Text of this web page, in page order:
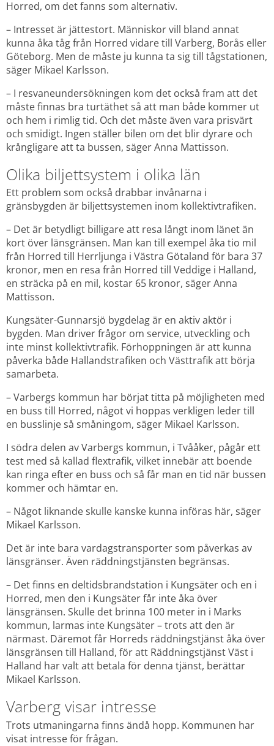
Horred, om det fanns som alternativ.
– Intresset är jättestort. Människor vill bland annat
kunna åka tåg från Horred vidare till Varberg, Borås eller
Göteborg. Men de måste ju kunna ta sig till tågstationen,
säger Mikael Karlsson.
– I resvaneundersökningen kom det också fram att det
måste finnas bra turtäthet så att man både kommer ut
och hem i rimlig tid. Och det måste även vara prisvärt
och smidigt. Ingen ställer bilen om det blir dyrare och
krångligare att ta bussen, säger Anna Mattisson.
Olika biljettsystem i olika län
Ett problem som också drabbar invånarna i
gränsbygden är biljettsystemen inom kollektivtrafiken.
– Det är betydligt billigare att resa långt inom länet än
kort över länsgränsen. Man kan till exempel åka tio mil
från Horred till Herrljunga i Västra Götaland för bara 37
kronor, men en resa från Horred till Veddige i Halland,
en sträcka på en mil, kostar 65 kronor, säger Anna
Mattisson.
Kungsäter-Gunnarsjö bygdelag är en aktiv aktör i
bygden. Man driver frågor om service, utveckling och
inte minst kollektivtrafik. Förhoppningen är att kunna
påverka både Hallandstrafiken och Västtrafik att börja
samarbeta.
– Varbergs kommun har börjat titta på möjligheten med
en buss till Horred, något vi hoppas verkligen leder till
en busslinje så småningom, säger Mikael Karlsson.
I södra delen av Varbergs kommun, i Tvååker, pågår ett
test med så kallad flextrafik, vilket innebär att boende
kan ringa efter en buss och så får man en tid när bussen
kommer och hämtar en.
– Något liknande skulle kanske kunna införas här, säger
Mikael Karlsson.
Det är inte bara vardagstransporter som påverkas av
länsgränser. Även räddningstjänsten begränsas.
– Det finns en deltidsbrandstation i Kungsäter och en i
Horred, men den i Kungsäter får inte åka över
länsgränsen. Skulle det brinna 100 meter in i Marks
kommun, larmas inte Kungsäter – trots att den är
närmast. Däremot får Horreds räddningstjänst åka över
länsgränsen till Halland, för att Räddningstjänst Väst i
Halland har valt att betala för denna tjänst, berättar
Mikael Karlsson.
Varberg visar intresse
Trots utmaningarna finns ändå hopp. Kommunen har
visat intresse för frågan.